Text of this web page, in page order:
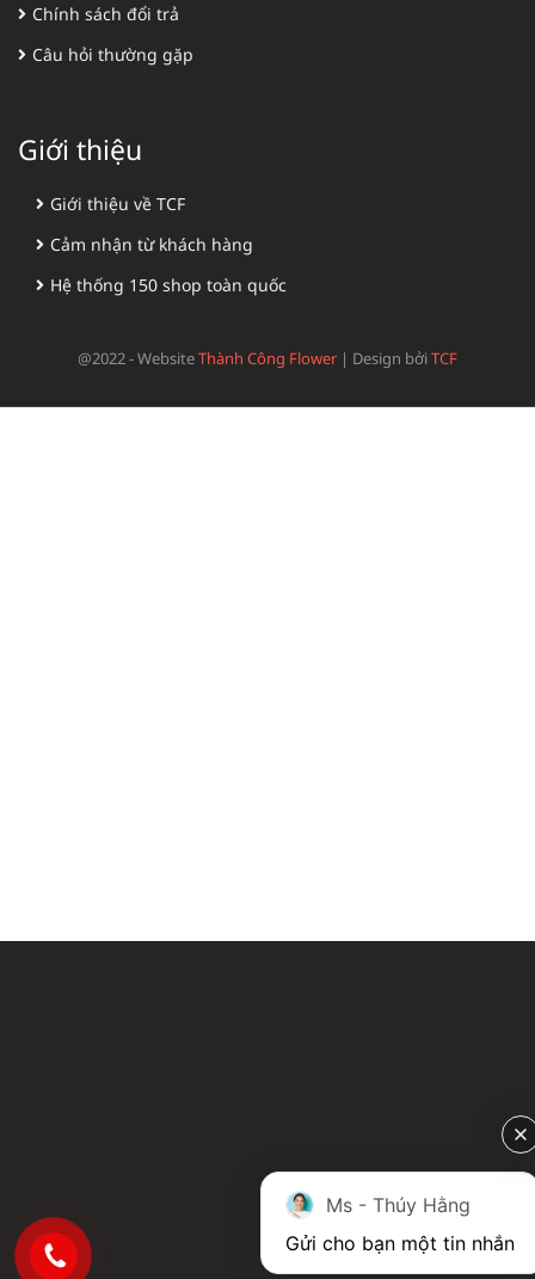
Chính sách đổi trả
Câu hỏi thường gặp
Giới thiệu
Giới thiệu về TCF
Cảm nhận từ khách hàng
Hệ thống 150 shop toàn quốc
@2022 - WebsiteThành Công Flower | Design bởiTCF
Ms - Thúy Hằng
Gửi cho bạn một tin nhắn